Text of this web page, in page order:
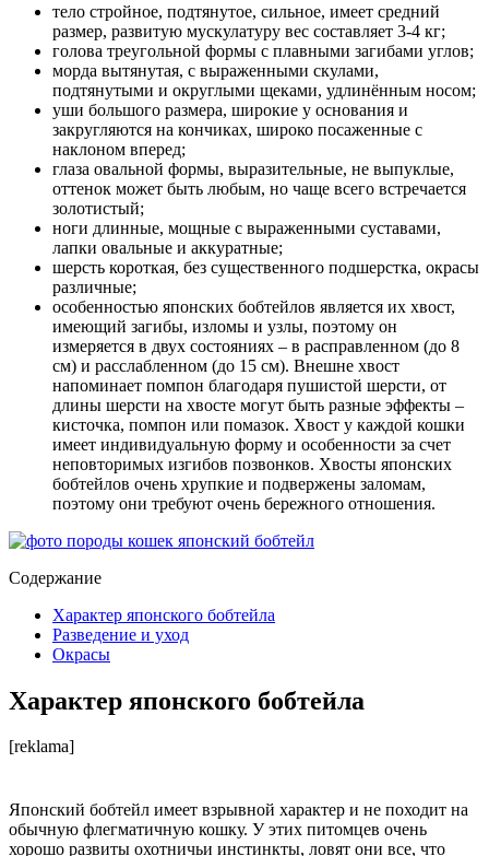
тело стройное, подтянутое, сильное, имеет средний
размер, развитую мускулатуру вес составляет 3-4 кг;
голова треугольной формы с плавными загибами углов;
морда вытянутая, с выраженными скулами,
подтянутыми и округлыми щеками, удлинённым носом;
уши большого размера, широкие у основания и
закругляются на кончиках, широко посаженные с
наклоном вперед;
глаза овальной формы, выразительные, не выпуклые,
оттенок может быть любым, но чаще всего встречается
золотистый;
ноги длинные, мощные с выраженными суставами,
лапки овальные и аккуратные;
шерсть короткая, без существенного подшерстка, окрасы
различные;
особенностью японских бобтейлов является их хвост,
имеющий загибы, изломы и узлы, поэтому он
измеряется в двух состояниях – в расправленном (до 8
см) и расслабленном (до 15 см). Внешне хвост
напоминает помпон благодаря пушистой шерсти, от
длины шерсти на хвосте могут быть разные эффекты –
кисточка, помпон или помазок. Хвост у каждой кошки
имеет индивидуальную форму и особенности за счет
неповторимых изгибов позвонков. Хвосты японских
бобтейлов очень хрупкие и подвержены заломам,
поэтому они требуют очень бережного отношения.
Содержание
Характер японского бобтейла
Разведение и уход
Окрасы
Характер японского бобтейла
[reklama]
Японский бобтейл имеет взрывной характер и не походит на
обычную флегматичную кошку. У этих питомцев очень
хорошо развиты охотничьи инстинкты, ловят они все, что